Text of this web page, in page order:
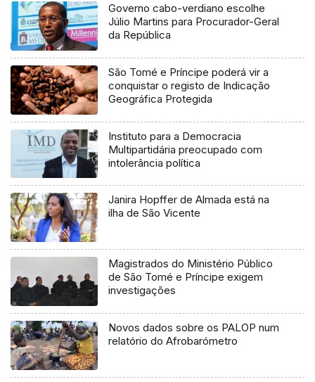
Governo cabo-verdiano escolhe
Júlio Martins para Procurador-Geral
da República
São Tomé e Príncipe poderá vir a
conquistar o registo de Indicação
Geográfica Protegida
Instituto para a Democracia
Multipartidária preocupado com
intolerância política
Janira Hopffer de Almada está na
ilha de São Vicente
Magistrados do Ministério Público
de São Tomé e Príncipe exigem
investigações
Novos dados sobre os PALOP num
relatório do Afrobarómetro